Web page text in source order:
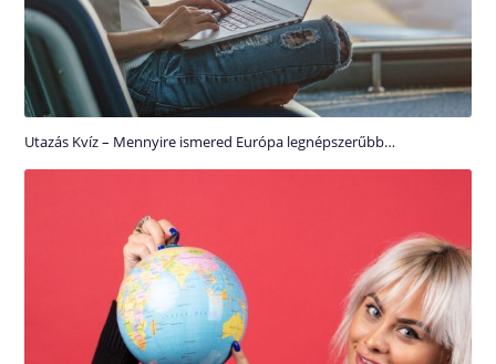
Utazás Kvíz – Mennyire ismered Európa legnépszerűbb…